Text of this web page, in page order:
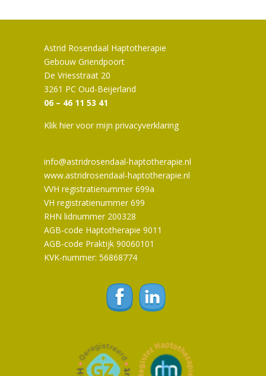
Astrid Rosendaal Haptotherapie
Gebouw Griendpoort
De Vriesstraat 20
3261 PC Oud-Beijerland
06 – 46 11 53 41
Klik hier voor mijn privacyverklaring
info@astridrosendaal-haptotherapie.nl
www.astridrosendaal-haptotherapie.nl
VVH registratienummer 699a
VH registratienummer 699
RHN lidnummer 200328
AGB-code Haptotherapie 9011
AGB-code Praktijk 90060101
KVK-nummer: 56868774